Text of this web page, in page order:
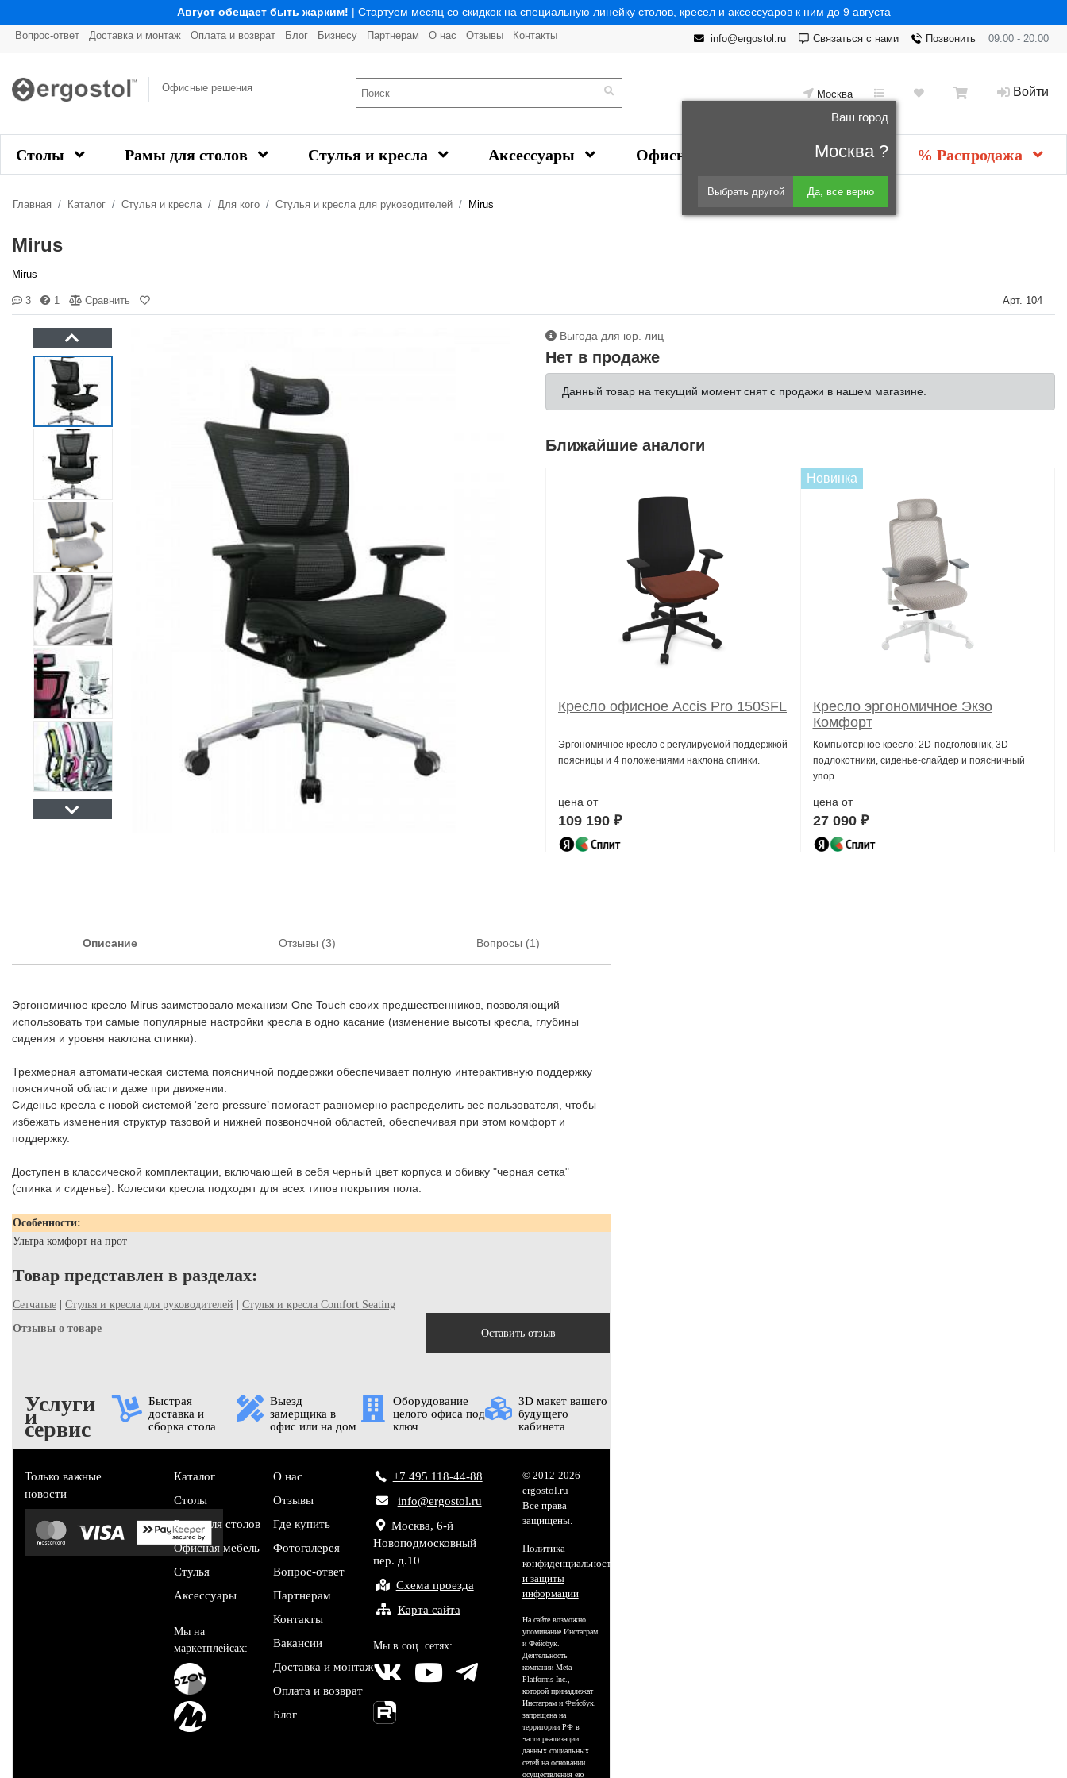
Август обещает быть жарким! | Стартуем месяц со скидкок на специальную линейку столов, кресел и аксессуаров к ним до 9 августа
Вопрос-ответ Доставка и монтаж Оплата и возврат Блог Бизнесу Партнерам О нас Отзывы Контакты 09:00 - 20:00
Позвонить
Связаться с нами
info@ergostol.ru
Офисные решения Москва
Ваш город
Москва ?
Выбрать другой Да, все верно
Войти
Столы Рамы для столов Стулья и кресла Аксессуары Офисная мебель Новинки % Распродажа
Главная Каталог Стулья и кресла Для кого Стулья и кресла для руководителей Mirus
Mirus
Mirus
Арт. 104
3 1 Сравнить
Выгода для юр. лиц
Нет в продаже
Данный товар на текущий момент снят с продажи в нашем магазине.
Ближайшие аналоги
Кресло офисное Accis Pro 150SFL
Эргономичное кресло с регулируемой поддержкой
поясницы и 4 положениями наклона спинки.
цена от
109 190 ₽
Новинка
Кресло эргономичное Экзо
Комфорт
Компьютерное кресло: 2D-подголовник, 3D-
подлокотники, сиденье-слайдер и поясничный
упор
цена от
27 090 ₽
Описание Отзывы (3) Вопросы (1)
Эргономичное кресло Mirus заимствовало механизм One Touch своих предшественников, позволяющий
использовать три самые популярные настройки кресла в одно касание (изменение высоты кресла, глубины
сидения и уровня наклона спинки).
Трехмерная автоматическая система поясничной поддержки обеспечивает полную интерактивную поддержку
поясничной области даже при движении.
Сиденье кресла с новой системой ‘zero pressure’ помогает равномерно распределить вес пользователя, чтобы
избежать изменения структур тазовой и нижней позвоночной областей, обеспечивая при этом комфорт и
поддержку.
Доступен в классической комплектации, включающей в себя черный цвет корпуса и обивку "черная сетка"
(спинка и сиденье). Колесики кресла подходят для всех типов покрытия пола.
Особенности:
Ультра комфорт на прот
Товар представлен в разделах:
Сетчатые Стулья и кресла для руководителей
Стулья и кресла Comfort Seating
Отзывы о товаре
Оставить отзыв
Услуги
и
сервис
Быстрая
доставка и
сборка стола
Выезд
замерщика в
офис или на дом
Оборудование
целого офиса под
ключ
3D макет вашего
будущего
кабинета
Только важные
новости
Каталог
Столы
Рамы для столов
Офисная мебель
Стулья
Аксессуары
Мы на
маркетплейсах:
О нас
Отзывы
Где купить
Фотогалерея
Вопрос-ответ
Партнерам
Контакты
Вакансии
Доставка и монтаж
Оплата и возврат
Блог
+7 495 118-44-88
info@ergostol.ru
Москва, 6-й
Новоподмосковный
пер. д.10
Схема проезда
Карта сайта
Мы в соц. сетях:
© 2012-2026
ergostol.ru
Все права
защищены.
Политика
конфиденциальности
и защиты
информации
На сайте возможно
упоминание Инстаграм
и Фейсбук.
Деятельность
компании Meta
Platforms Inc.,
которой принадлежат
Инстаграм и Фейсбук,
запрещена на
территории РФ в
части реализации
данных социальных
сетей на основании
осуществления ею